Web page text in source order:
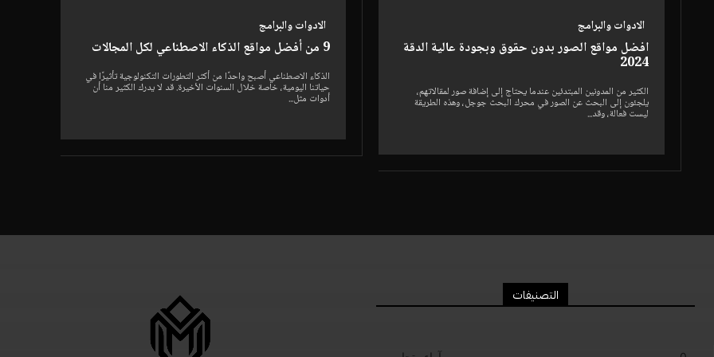
الادوات والبرامج
افضل مواقع الصور بدون حقوق وبجودة عالية الدقة
2024
الكثير من المدونين المبتدئين عندما يحتاج إلى إضافة صور لمقالاتهم،
يلجئون إلى البحث عن الصور في محرك البحث جوجل، وهذه الطريقة
ليست فعالة، وقد...
الادوات والبرامج
9 من أفضل مواقع الذكاء الاصطناعي لكل المجالات
الذكاء الاصطناعي أصبح واحدًا من أكثر التطورات التكنولوجية تأثيرًا في
حياتنا اليومية، خاصة خلال السنوات الأخيرة. قد لا يدرك الكثير منا أن
أدوات مثل...
التصنيفات